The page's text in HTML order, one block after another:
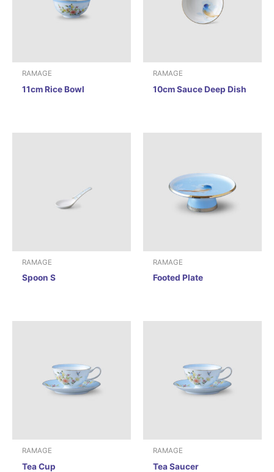
RAMAGE
11cm Rice Bowl
RAMAGE
10cm Sauce Deep Dish
RAMAGE
Spoon S
RAMAGE
Footed Plate
RAMAGE
Tea Cup
RAMAGE
Tea Saucer